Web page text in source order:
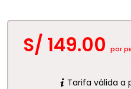
S/ 149.00 por
Tarifa válida a